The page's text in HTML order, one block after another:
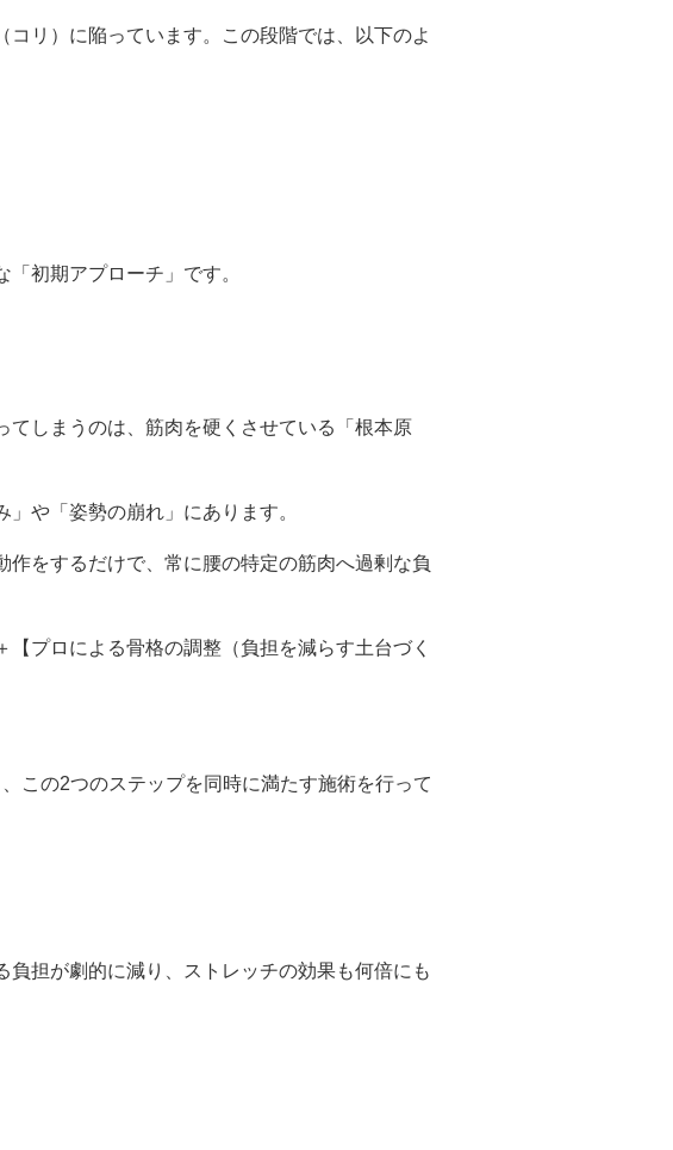
リ）に陥っています。この段階では、以下のよ
初期アプローチ」です。
しまうのは、筋肉を硬くさせている「根本原
や「姿勢の崩れ」にあります。
をするだけで、常に腰の特定の筋肉へ過剰な負
プロによる骨格の調整（負担を減らす土台づく
この2つのステップを同時に満たす施術を行って
担が劇的に減り、ストレッチの効果も何倍にも